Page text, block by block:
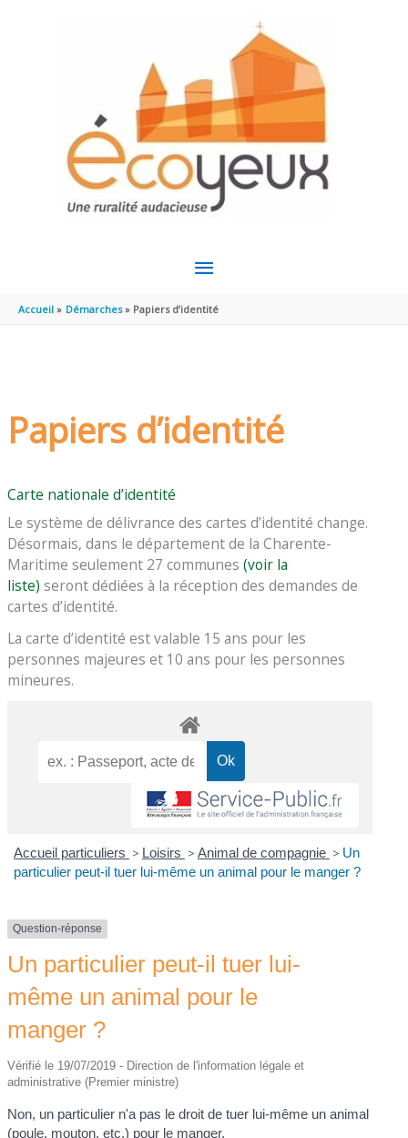
MENU
PRINCIPAL
Accueil Démarches Papiers d’identité
Papiers d’identité
Carte nationale d’identité
Le système de délivrance des cartes d’identité change.
Désormais, dans le département de la Charente-
Maritime seulement 27 communes(voir la
liste) seront dédiées à la réception des demandes de
cartes d’identité.
La carte d’identité est valable 15 ans pour les
personnes majeures et 10 ans pour les personnes
mineures.
Accueil particuliers > Loisirs > Animal de compagnie > Un
particulier peut-il tuer lui-même un animal pour le manger ?
Question-réponse
Un particulier peut-il tuer lui-
même un animal pour le
manger ?
Vérifié le 19/07/2019 - Direction de l'information légale et
administrative (Premier ministre)
Non, un particulier n'a pas le droit de tuer lui-même un animal
(poule, mouton, etc.) pour le manger.